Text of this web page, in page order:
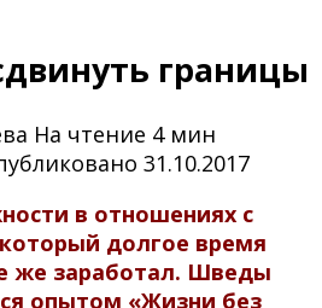
границы
На чтение 4 мин
31.10.2017
в отношениях с
долгое время
же заработал. Шведы
опытом «Жизни без